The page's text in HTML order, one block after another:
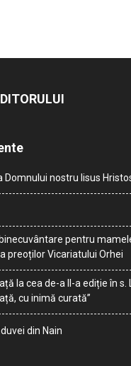
Domnului nostru Iisus
pentru
preoților Vicariatului Orhei
la cea de-a II-a ediție în s.
cu inimă curată”
din Nain